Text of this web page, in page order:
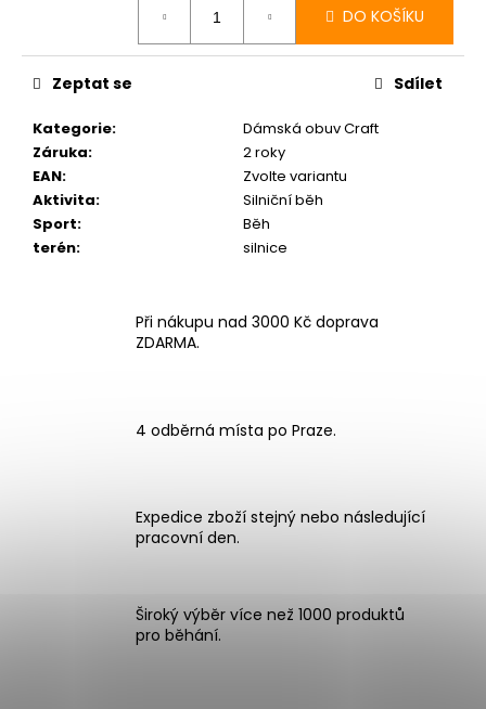
DO KOŠÍKU
Kategorie:
Dámská obuv Craft
Záruka:
2 roky
EAN:
Zvolte variantu
Aktivita:
Silniční běh
Sport:
Běh
terén: silnice
Zeptat se Sdílet
Při nákupu nad 3000 Kč doprava
ZDARMA.
4 odběrná místa po Praze.
Expedice zboží stejný nebo následující
pracovní den.
Široký výběr více než 1000 produktů
pro běhání.